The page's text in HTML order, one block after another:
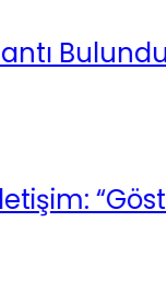
Bulundu !
“Göster